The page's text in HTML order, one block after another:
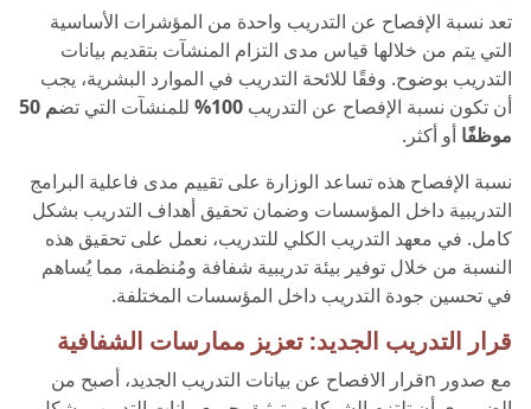
تعد نسبة الإفصاح عن التدريب واحدة من المؤشرات الأساسية
التي يتم من خلالها قياس مدى التزام المنشآت بتقديم بيانات
التدريب بوضوح. وفقًا للائحة التدريب في الموارد البشرية، يجب
أن تكون نسبة الإفصاح عن التدريب
للمنشآت التي تض
م 50
موظفًا أو أكثر.
نسبة الإفصاح هذه تساعد الوزارة على تقييم مدى فاعلية البرامج
التدريبية داخل المؤسسات وضمان تحقيق أهداف التدريب بشكل
كامل. في معهد التدريب الكلي للتدريب، نعمل على تحقيق هذه
النسبة من خلال توفير بيئة تدريبية شفافة ومُنظمة، مما يُساهم
في تحسين جودة التدريب داخل المؤسسات المختلفة.
قرار التدريب الجديد: تعزيز ممارسات الشفافية
مع صدور nقرار الافصاح عن بيانات التدريب الجديد، أصبح من